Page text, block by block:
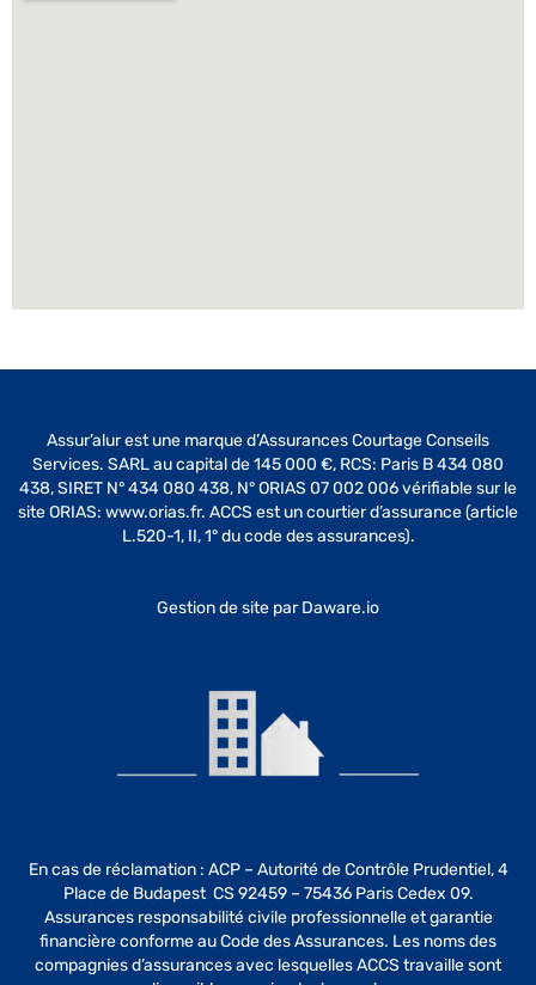
Assur’alur est une marque d’Assurances Courtage Conseils
Services. SARL au capital de 145 000 €, RCS: Paris B 434 080
438, SIRET N° 434 080 438, N° ORIAS 07 002 006 vérifiable sur le
site ORIAS: www.orias.fr. ACCS est un courtier d’assurance (article
L.520-1, II, 1° du code des assurances).
Gestion de site parDaware.io
En cas de réclamation : ACP – Autorité de Contrôle Prudentiel, 4
Place de Budapest CS 92459 – 75436 Paris Cedex 09.
Assurances responsabilité civile professionnelle et garantie
financière conforme au Code des Assurances. Les noms des
compagnies d’assurances avec lesquelles ACCS travaille sont